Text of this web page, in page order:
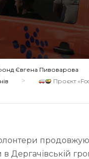
Євгена Пивоварова
>
Проєкт
Дергачівській